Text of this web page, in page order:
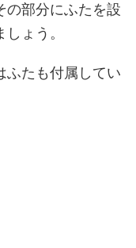
の部分にふたを設
ょう。
ふたも付属してい